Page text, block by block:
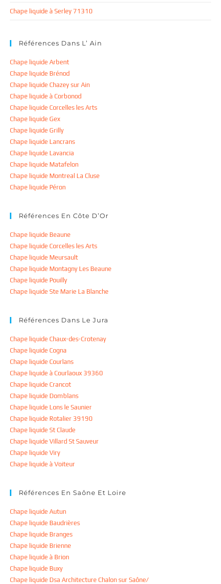
Chape liquide à Serley 71310
Références Dans L’ Ain
Chape liquide Arbent
Chape liquide Brénod
Chape liquide Chazey sur Ain
Chape liquide à Corbonod
Chape liquide Corcelles les Arts
Chape liquide Gex
Chape liquide Grilly
Chape liquide Lancrans
Chape liquide Lavancia
Chape liquide Matafelon
Chape liquide Montreal La Cluse
Chape liquide Péron
Références En Côte D’Or
Chape liquide Beaune
Chape liquide Corcelles les Arts
Chape liquide Meursault
Chape liquide Montagny Les Beaune
Chape liquide Pouilly
Chape liquide Ste Marie La Blanche
Références Dans Le Jura
Chape liquide Chaux-des-Crotenay
Chape liquide Cogna
Chape liquide Courlans
Chape liquide à Courlaoux 39360
Chape liquide Crancot
Chape liquide Domblans
Chape liquide Lons le Saunier
Chape liquide Rotalier 39190
Chape liquide St Claude
Chape liquide Villard St Sauveur
Chape liquide Viry
Chape liquide à Voiteur
Références En Saône Et Loire
Chape liquide Autun
Chape liquide Baudrières
Chape liquide Branges
Chape liquide Brienne
Chape liquide à Brion
Chape liquide Buxy
Chape liquide Dsa Architecture Chalon sur Saône/